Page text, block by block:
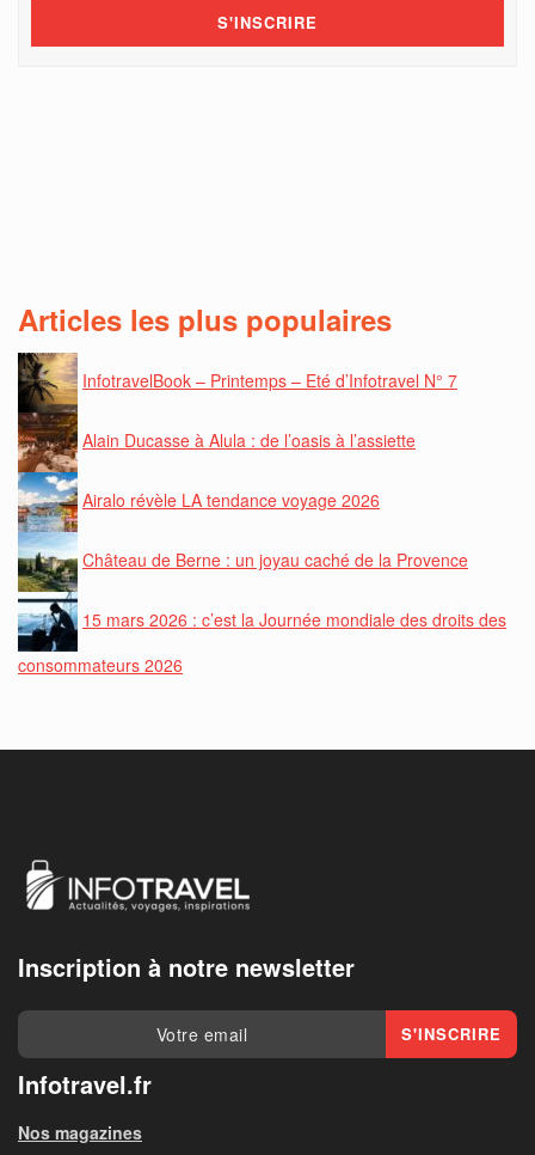
Articles les plus populaires
InfotravelBook – Printemps – Eté d’Infotravel N° 7
Alain Ducasse à Alula : de l’oasis à l’assiette
Airalo révèle LA tendance voyage 2026
Château de Berne : un joyau caché de la Provence
15 mars 2026 : c’est la Journée mondiale des droits des
consommateurs 2026
Inscription à notre newsletter
Infotravel.fr
Nos magazines